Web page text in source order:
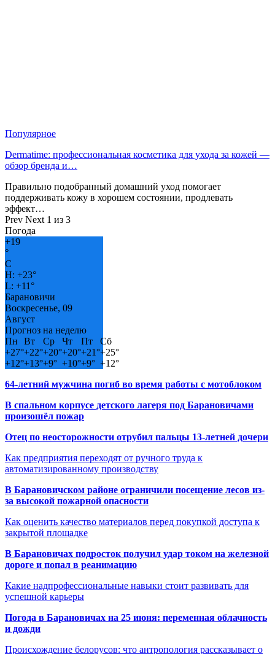
Популярное
Dermatime: профессиональная косметика для ухода за кожей —
обзор бренда и…
Правильно подобранный домашний уход помогает
поддерживать кожу в хорошем состоянии, продлевать
эффект…
Prev Next 1 из 3
Погода
+19
°
C
H: +23°
L: +11°
Барановичи
Воскресенье, 09
Август
Прогноз на неделю
Пн
Вт Ср Чт Пт
Сб
+27°+22°+20°+20°+21°+25°
+12°+13°+9° +10°+9° +12°
64-летний мужчина погиб во время работы с мотоблоком
В спальном корпусе детского лагеря под Барановичами
произошёл пожар
Отец по неосторожности отрубил пальцы 13-летней дочери
Как предприятия переходят от ручного труда к
автоматизированному производству
В Барановичском районе ограничили посещение лесов из-
за высокой пожарной опасности
Как оценить качество материалов перед покупкой доступа к
закрытой площадке
В Барановичах подросток получил удар током на железной
дороге и попал в реанимацию
Какие надпрофессиональные навыки стоит развивать для
успешной карьеры
Погода в Барановичах на 25 июня: переменная облачность
и дожди
Происхождение белорусов: что антропология рассказывает о